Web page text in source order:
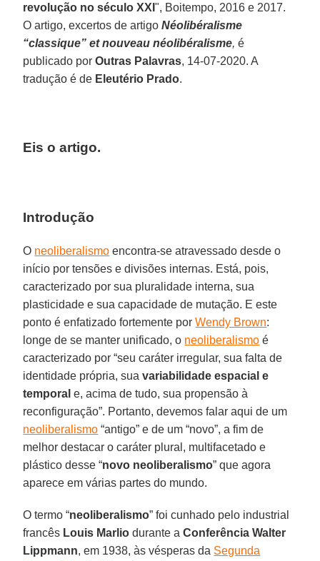
revolução no século XXI", Boitempo, 2016 e 2017.
O artigo, excertos de artigoNéolibéralisme
“classique” et nouveau néolibéralisme, é
publicado porOutras Palavras, 14-07-2020. A
tradução é de Eleutério Prado.
Eis o artigo.
Introdução
O neoliberalismo encontra-se atravessado desde o
início por tensões e divisões internas. Está, pois,
caracterizado por sua pluralidade interna, sua
plasticidade e sua capacidade de mutação. E este
ponto é enfatizado fortemente porWendy Brown:
longe de se manter unificado, o neoliberalismo é
caracterizado por “seu caráter irregular, sua falta de
identidade própria, suavariabilidade espacial e
temporale, acima de tudo, sua propensão à
reconfiguração”. Portanto, devemos falar aqui de um
neoliberalismo “antigo” e de um “novo”, a fim de
melhor destacar o caráter plural, multifacetado e
plástico desse “novo neoliberalismo” que agora
aparece em várias partes do mundo.
O termo “neoliberalismo” foi cunhado pelo industrial
francês Louis Marlio durante aConferência Walter
Lippmann, em 1938, às vésperas da Segunda